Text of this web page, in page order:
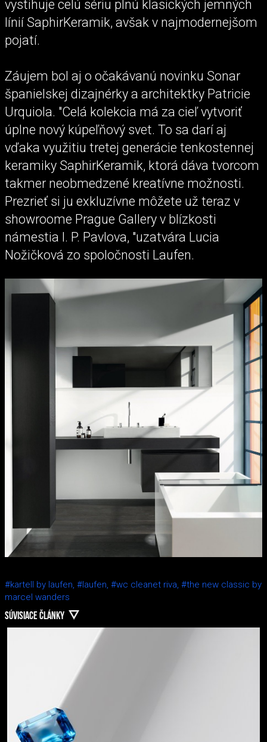
vystihuje celú sériu plnú klasických jemných
línií SaphirKeramik, avšak v najmodernejšom
pojatí.
Záujem bol aj o očakávanú novinku Sonar
španielskej dizajnérky a architektky Patricie
Urquiola. "Celá kolekcia má za cieľ vytvoriť
úplne nový kúpeľňový svet. To sa darí aj
vďaka využitiu tretej generácie tenkostennej
keramiky SaphirKeramik, ktorá dáva tvorcom
takmer neobmedzené kreatívne možnosti.
Prezrieť si ju exkluzívne môžete už teraz v
showroome Prague Gallery v blízkosti
námestia I. P. Pavlova, "uzatvára Lucia
Nožičková zo spoločnosti Laufen.
#kartell by laufen, #laufen, #wc cleanet riva, #the new classic by
marcel wanders
SÚVISIACE ČLÁNKY